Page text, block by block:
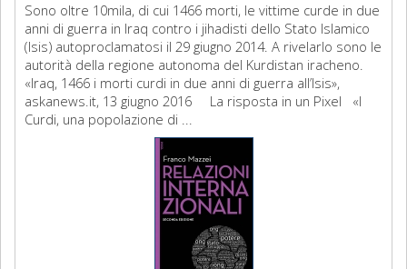
Sono oltre 10mila, di cui 1466 morti, le vittime curde in due
anni di guerra in Iraq contro i jihadisti dello Stato Islamico
(Isis) autoproclamatosi il 29 giugno 2014. A rivelarlo sono le
autorità della regione autonoma del Kurdistan iracheno.
«Iraq, 1466 i morti curdi in due anni di guerra all’Isis»,
askanews.it, 13 giugno 2016 La risposta in un Pixel «I
Curdi, una popolazione di ...